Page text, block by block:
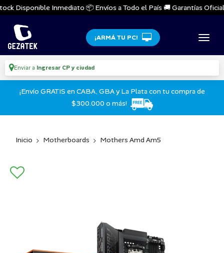
Disponible Inmediato 📦 Envíos a Todo el País 🚚 Garantías
¡ARMÁ TU PC!
Enviar a Ingresar CP y ciudad
¡Envío GRATIS en CABA, GBA y La Plata con tu compra de
$300.000 o más!
Inicio Motherboards Mothers Amd Am5